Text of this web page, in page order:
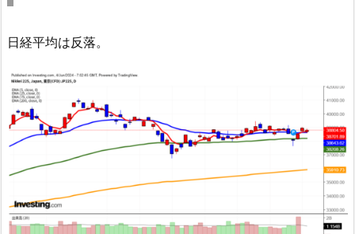
日経平均は反落。